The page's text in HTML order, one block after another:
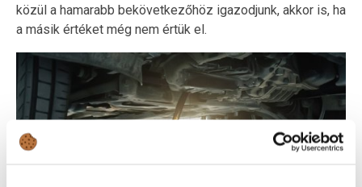
közül a hamarabb bekövetkezőhöz igazodjunk, akkor is, ha
a másik értéket még nem értük el.